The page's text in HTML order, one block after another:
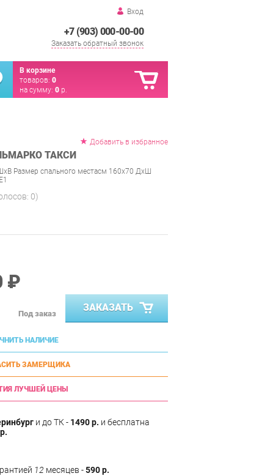
Вход
+7 (903) 000-00-00
Заказать обратный звонок
В корзине
товаров: 0
на сумму: 0 р.
Добавить в избранное
ТАКСИ
Размер спального местасм 160х70 ДхШ
0)
₽
Под заказ
ЗАКАЗАТЬ
НАЛИЧИЕ
ЗАМЕРЩИКА
ЛУЧШЕЙ ЦЕНЫ
и до ТК - 1490 р. и бесплатна
12 месяцев -590 р.